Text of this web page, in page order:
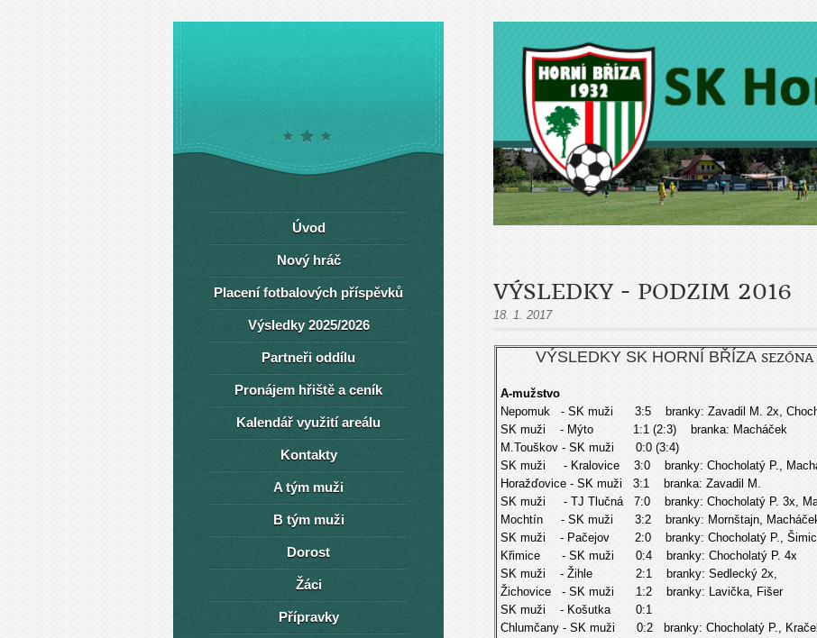
VÝSLEDKY - PODZIM 2016
18. 1. 2017
VÝSLEDKY SK HORNÍ BŘÍZA
A-mužstvo
Nepomuk - SK muži 3:5 branky: Zavadil M. 2x,
SK muži - Mýto 1:1 (2:3) branka: Macháček
M.Touškov - SK muži 0:0 (3:4)
SK muži - Kralovice 3:0 branky: Chocholatý P.,
Horažďovice - SK muži 3:1 branka: Zavadil M.
SK muži - TJ Tlučná 7:0 branky: Chocholatý P. 3x,
Mochtín - SK muži 3:2 branky: Mornštajn,
SK muži - Pačejov 2:0 branky: Chocholatý P.,
Křimice - SK muži 0:4 branky: Chocholatý P. 4x
SK muži - Žihle 2:1 branky: Sedlecký 2x,
Žichovice - SK muži 1:2 branky: Lavička, Fišer
SK muži - Košutka 0:1
Chlumčany - SK muži 0:2 branky: Chocholatý P.,
Úvod
Nový hráč
Placení fotbalových příspěvků
Výsledky 2025/2026
Partneři oddílu
Pronájem hřiště a ceník
Kalendář využití areálu
Kontakty
A tým muži
B tým muži
Dorost
Žáci
Přípravky